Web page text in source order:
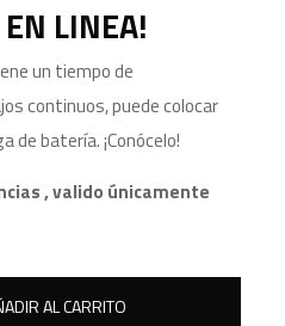
EN LINEA!
un tiempo de
continuos, puede colocar
batería. ¡Conócelo!
, valido únicamente
AL CARRITO